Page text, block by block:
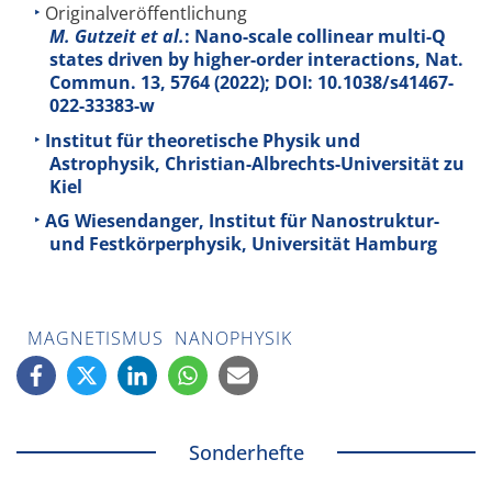
Originalveröffentlichung
M. Gutzeit et al.: Nano-scale collinear multi-Q
states driven by higher-order interactions, Nat.
Commun. 13, 5764 (2022); DOI: 10.1038/s41467-
022-33383-w
Institut für theoretische Physik und
Astrophysik, Christian-Albrechts-Universität zu
Kiel
AG Wiesendanger, Institut für Nanostruktur-
und Festkörperphysik, Universität Hamburg
MAGNETISMUS NANOPHYSIK
Sonderhefte